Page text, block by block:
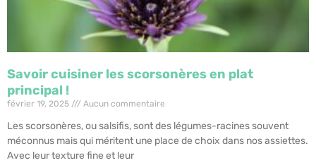
Savoir cuisiner les scorsonères en plat
principal !
février 19, 2025 Aucun commentaire
Les scorsonères, ou salsifis, sont des légumes-racines souvent
méconnus mais qui méritent une place de choix dans nos assiettes.
Avec leur texture fine et leur